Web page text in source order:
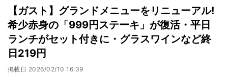
【ガスト】グランドメニューをリニューアル!
希少赤身の「999円ステーキ」が復活・平日
ランチがセット付きに・グラスワインなど終
日219円
掲載日 2026/02/10 16:39